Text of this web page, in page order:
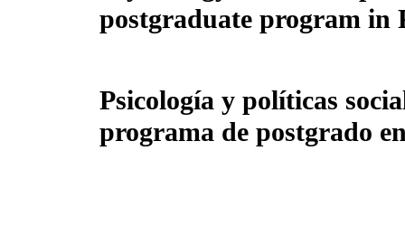
postgraduate program in
Psicología y políticas
programa de postgrado